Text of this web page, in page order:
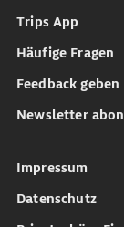
Trips App
Häufige Fragen
Feedback geben
Newsletter
Impressum
Datenschutz